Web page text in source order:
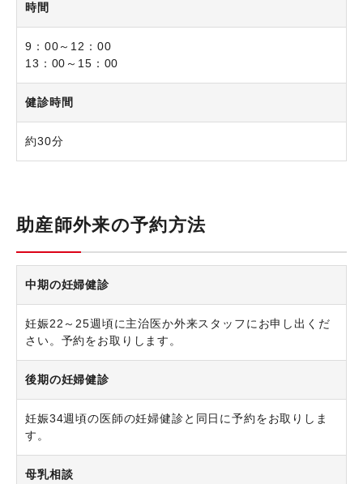
時間
9：00～12：00
13：00～15：00
健診時間
約30分
助産師外来の予約方法
中期の妊婦健診
妊娠22～25週頃に主治医か外来スタッフにお申し出くだ
さい。予約をお取りします。
後期の妊婦健診
妊娠34週頃の医師の妊婦健診と同日に予約をお取りしま
す。
母乳相談